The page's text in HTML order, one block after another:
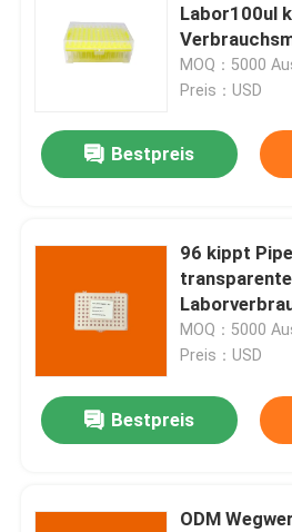
Labor100ul
MOQ：5000
Preis：USD
Bestpreis
96 kippt
ODM um
MOQ：5000
Preis：USD
Bestpreis
ODM